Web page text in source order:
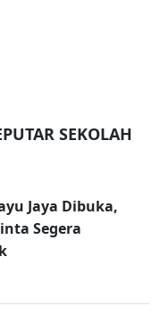
SEKOLAH
Jaya Dibuka,
Segera